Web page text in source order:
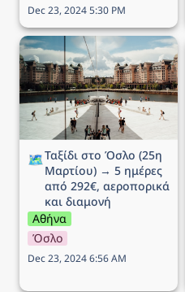
Dec 23, 2024 5:30 PM
Ταξίδι στο Όσλο (25η
Μαρτίου) → 5 ημέρες
από 292€, αεροπορικά
και διαμονή
🗺️Ταξίδι στο Όσλο (25η
Μαρτίου) → 5 ημέρες
από 292€, αεροπορικά
και διαμονή
Αθήνα
Όσλο
Dec 23, 2024 6:56 AM